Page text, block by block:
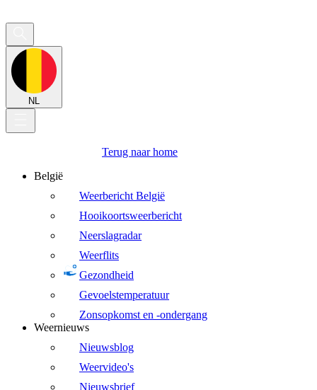
NL
Terug naar home
België
Weerbericht België
Hooikoortsweerbericht
Neerslagradar
Weerflits
Gezondheid
Gevoelstemperatuur
Zonsopkomst en -ondergang
Weernieuws
Nieuwsblog
Weervideo's
Nieuwsbrief